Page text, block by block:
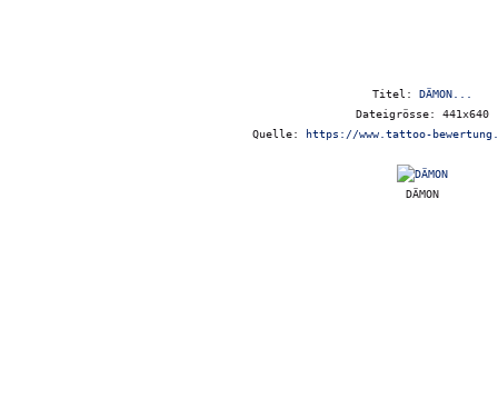
Titel: DÄMON...
Dateigrösse: 441x640
Quelle: https://www.tattoo-
DÄMON